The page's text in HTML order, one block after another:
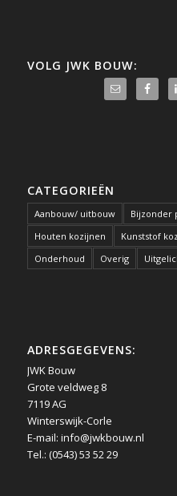
VOLG JWK BOUW:
CATEGORIEËN
Aanbouw/ uitbouw Bijzonder
Houten kozijnen
Kunststof
Onderhoud
Overig
ADRESGEGEVENS:
JWK Bouw
Grote veldweg 8
7119 AG
Winterswijk-Corle
E-mail: info@jwkbouw.nl
Tel.: (0543) 53 52 29